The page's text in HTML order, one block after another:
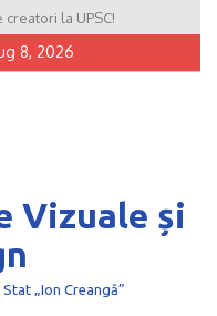
la UPSC!
8, 2026
Vizuale și
„Ion Creangă”